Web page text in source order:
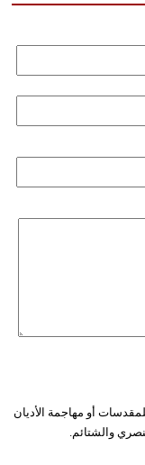
أو مهاجمة الأديان
والشتائم.